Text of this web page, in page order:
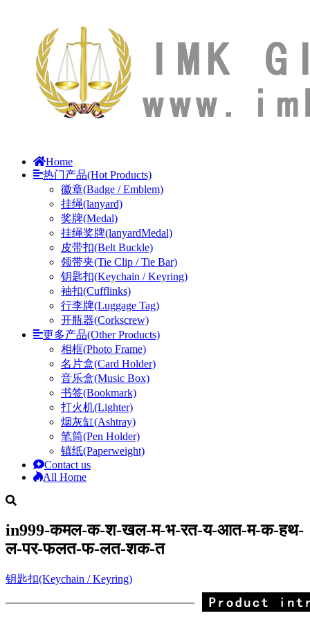
Home
热门产品(Hot Products)
徽章(Badge / Emblem)
挂绳(lanyard)
奖牌(Medal)
挂绳奖牌(lanyardMedal)
皮带扣(Belt Buckle)
领带夹(Tie Clip / Tie Bar)
钥匙扣(Keychain / Keyring)
袖扣(Cufflinks)
行李牌(Luggage Tag)
开瓶器(Corkscrew)
更多产品(Other Products)
相框(Photo Frame)
名片盒(Card Holder)
音乐盒(Music Box)
书签(Bookmark)
打火机(Lighter)
烟灰缸(Ashtray)
笔筒(Pen Holder)
镇纸(Paperweight)
Contact us
All Home
in999-कमल-क-श-खल-म-भ-रत-य-आत-म-क-हथ-
ल-पर-फलत-फ-लत-शक-त
钥匙扣(Keychain / Keyring)